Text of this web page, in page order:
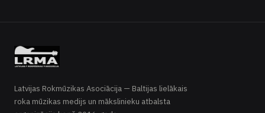
Latvijas Rokmūzikas Asociācija — Baltijas lielākais
roka mūzikas medijs un mākslinieku atbalsta